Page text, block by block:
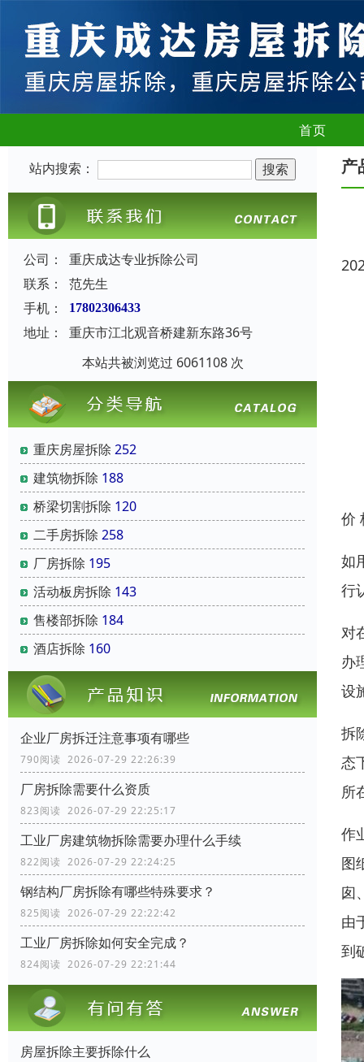
首页
站内搜索：
公司：
重庆成达专业拆除公司
联系：
范先生
手机：
17802306433
地址：
重庆市江北观音桥建新东路36号
本站共被浏览过 6061108 次
重庆房屋拆除 252
建筑物拆除 188
桥梁切割拆除 120
二手房拆除 258
厂房拆除 195
活动板房拆除 143
售楼部拆除 184
酒店拆除 160
企业厂房拆迁注意事项有哪些
790阅读 2026-07-29 22:26:39
厂房拆除需要什么资质
823阅读 2026-07-29 22:25:17
工业厂房建筑物拆除需要办理什么手续
822阅读 2026-07-29 22:24:25
钢结构厂房拆除有哪些特殊要求？
825阅读 2026-07-29 22:22:42
工业厂房拆除如何安全完成？
824阅读 2026-07-29 22:21:44
房屋拆除主要拆除什么
产
价
如
行
对
办
设
拆
态
所
作
图
囱
由
到